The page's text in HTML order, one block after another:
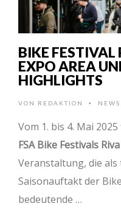
BIKE FESTIVAL
EXPO AREA
HIGHLIGHTS
VON REDAKTION • NEWS
Vom 1. bis 4. Mai
FSA Bike Festivals
Veranstaltung, die
Saisonauftakt der
bedeutende …